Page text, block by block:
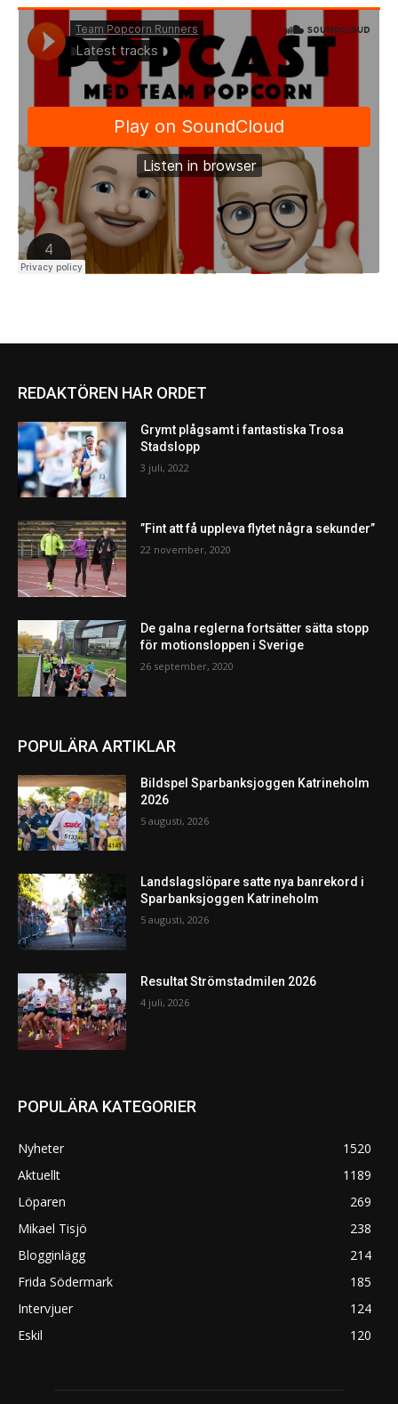
REDAKTÖREN HAR ORDET
Grymt plågsamt i fantastiska Trosa
Stadslopp
3 juli, 2022
”Fint att få uppleva flytet några sekunder”
22 november, 2020
De galna reglerna fortsätter sätta stopp
för motionsloppen i Sverige
26 september, 2020
POPULÄRA ARTIKLAR
Bildspel Sparbanksjoggen Katrineholm
2026
5 augusti, 2026
Landslagslöpare satte nya banrekord i
Sparbanksjoggen Katrineholm
5 augusti, 2026
Resultat Strömstadmilen 2026
4 juli, 2026
POPULÄRA KATEGORIER
Nyheter
1520
Aktuellt
1189
Löparen
269
Mikael Tisjö
238
Blogginlägg
214
Frida Södermark
185
Intervjuer
124
Eskil
120